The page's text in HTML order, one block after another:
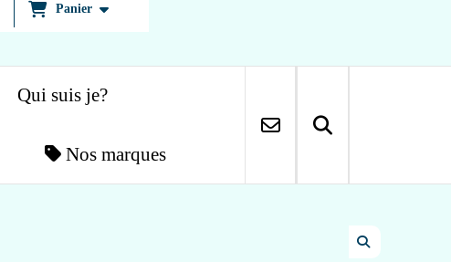
Panier
Qui suis je?
Nos marques